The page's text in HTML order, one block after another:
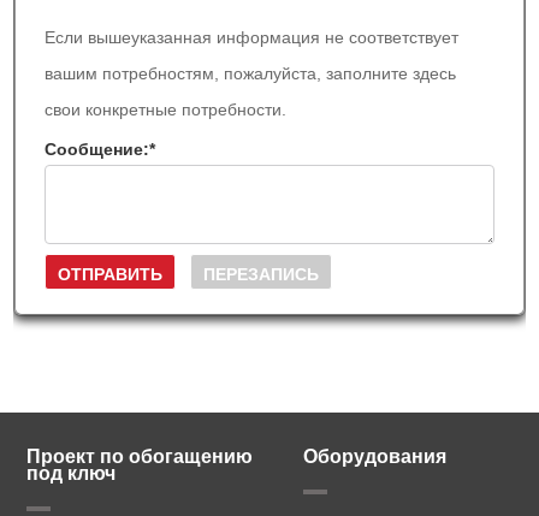
Если вышеуказанная информация не соответствует
вашим потребностям, пожалуйста, заполните здесь
свои конкретные потребности.
Сообщение:*
Проект по обогащению
под ключ
Оборудования